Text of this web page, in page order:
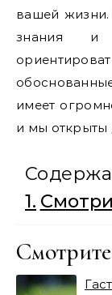
вашей
знания и
имеет
и мы открыты